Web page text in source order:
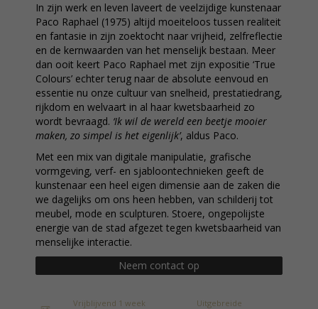
In zijn werk en leven laveert de veelzijdige kunstenaar
Paco Raphael (1975) altijd moeiteloos tussen realiteit
en fantasie in zijn zoektocht naar vrijheid, zelfreflectie
en de kernwaarden van het menselijk bestaan. Meer
dan ooit keert Paco Raphael met zijn expositie ‘True
Colours’ echter terug naar de absolute eenvoud en
essentie nu onze cultuur van snelheid, prestatiedrang,
rijkdom en welvaart in al haar kwetsbaarheid zo
wordt bevraagd. ‘Ik wil de wereld een beetje mooier
maken, zo simpel is het eigenlijk’, aldus Paco.
Met een mix van digitale manipulatie, grafische
vormgeving, verf- en sjabloontechnieken geeft de
kunstenaar een heel eigen dimensie aan de zaken die
we dagelijks om ons heen hebben, van schilderij tot
meubel, mode en sculpturen. Stoere, ongepolijste
energie van de stad afgezet tegen kwetsbaarheid van
menselijke interactie.
Neem contact op
Vrijblijvend 1 week
Uitgebreide